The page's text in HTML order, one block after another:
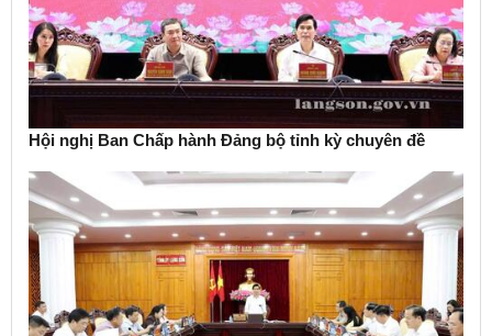
Hội nghị Ban Chấp hành Đảng bộ tỉnh kỳ chuyên đề